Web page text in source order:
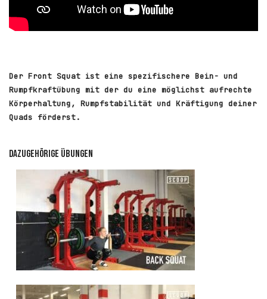
Der Front Squat ist eine spezifischere Bein- und
Rumpfkraftübung mit der du eine möglichst aufrechte
Körperhaltung, Rumpfstabilität und Kräftigung deiner
Quads förderst.
Dazugehörige Übungen